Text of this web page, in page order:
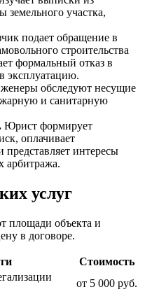
земельного участка,
подает обращение в
строительства
формальный отказ в
эксплуатацию.
обследуют несущие
и санитарную
Юрист формирует
оплачивает
интересы
арбитража.
услуг
площади объекта и
в договоре.
Стоимость
от 5 000 руб.